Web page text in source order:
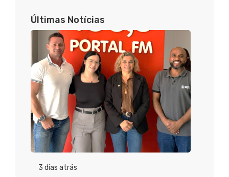
Últimas Notícias
3 dias atrás